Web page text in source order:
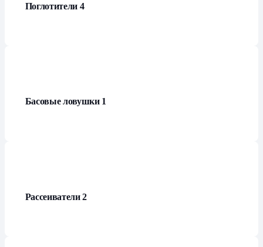
Поглотители 4
Басовые ловушки 1
Рассеиватели2